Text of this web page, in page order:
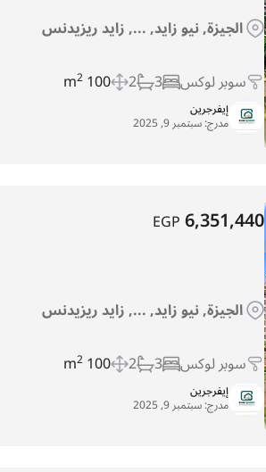
الجيزة, نيو زايد, ..., زايد ريزيدنس
سوبر لوكس 3
2
100 m
2
إيفرجرين
مدرج:سبتمبر 9, 2025
6,351,440
EGP
الجيزة, نيو زايد, ..., زايد ريزيدنس
سوبر لوكس 3
2
100 m
2
إيفرجرين
مدرج:سبتمبر 9, 2025